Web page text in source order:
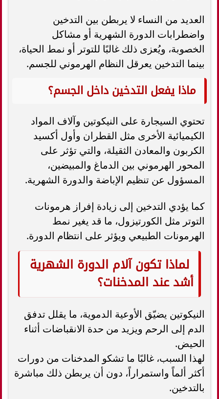
العديد من النساء لا يربطن بين التدخين
واضطرابات الدورة الشهرية أو مشاكل
الخصوبة، ويُعزى ذلك غالبًا للتوتر أو نمط الحياة،
بينما التدخين يعرقل النظام الهرموني للجسم.
ماذا يفعل التدخين داخل الجسم؟
تحتوي السيجارة على النيكوتين وآلاف المواد
الكيميائية الأخرى مثل القطران وأول أكسيد
الكربون والمعادن الثقيلة، والتي تؤثر على
المحور الهرموني بين الدماغ والمبيضين،
المسؤول عن تنظيم الإباضة والدورة الشهرية.
كما يؤدي التدخين إلى زيادة إفراز هرمونات
التوتر مثل الكورتيزول، ما قد يغير نمط
الهرمونات الطبيعي ويؤثر على انتظام الدورة.
لماذا تكون آلام الدورة الشهرية
أشد عند المدخنات؟
النيكوتين يضيّق الأوعية الدموية، ما يقلل تدفق
الدم إلى الرحم ويزيد من حدة الانقباضات أثناء
الحيض.
لهذا السبب، غالبًا ما تشكو المدخنات من دورات
أكثر ألماً واستمراراً، دون أن يربطن ذلك مباشرة
بالتدخين.